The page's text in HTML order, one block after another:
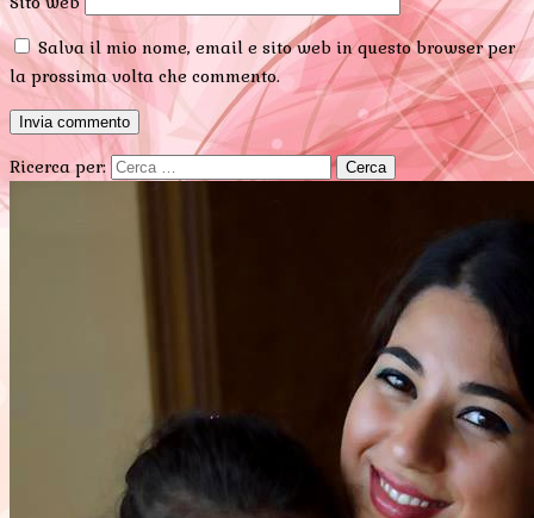
Salva il mio nome, email e sito web in questo browser per
la prossima volta che commento.
Ricerca per: